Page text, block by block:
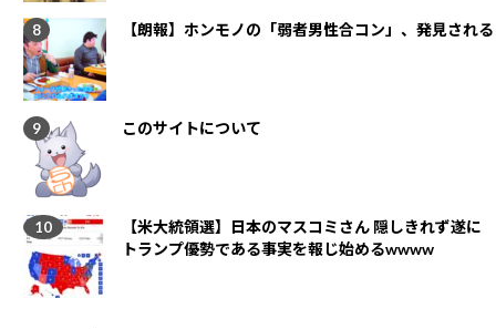
【朗報】ホンモノの「弱者男性合コン」、発見される
このサイトについて
【米大統領選】日本のマスコミさん 隠しきれず遂に
トランプ優勢である事実を報じ始めるwwww